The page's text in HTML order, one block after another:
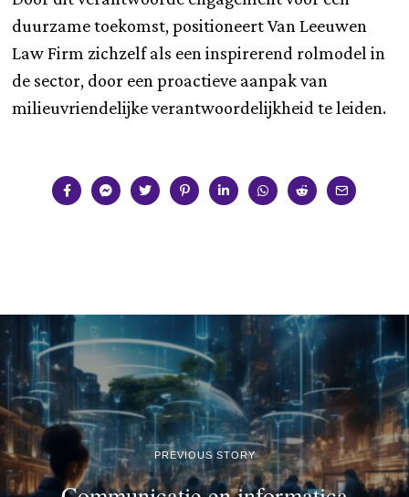
duurzame toekomst, positioneert Van Leeuwen
Law Firm zichzelf als een inspirerend rolmodel in
de sector, door een proactieve aanpak van
milieuvriendelijke verantwoordelijkheid te leiden.
PREVIOUS STORY